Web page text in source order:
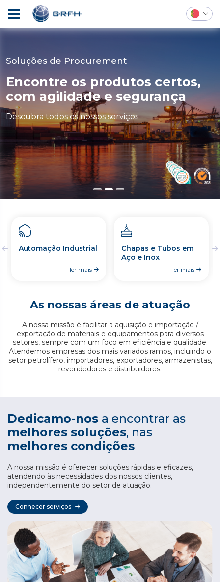
Soluções de Procurement
Serviços seguros, fiáveis e de
alta qualidade
Descubra todos os nossos serviços
Soluções de Procurement
Encontre os produtos certos,
com agilidade e segurança
Descubra todos os nossos serviços
Alcance o seu potencial
máximo, com orientação
especializada
Découvrez tous nos services !
Automação Industrial
ler mais
Chapas e Tubos em
Aço e Inox
ler mais
As nossas áreas de atuação
A nossa missão é facilitar a aquisição e importação /
exportação de materiais e equipamentos para diversos
setores, sempre com um foco em eficiência e qualidade.
Atendemos empresas dos mais variados ramos, incluindo o
setor petrolífero, importadores, exportadores, armazenistas,
revendedores e distribuidores.
Dedicamo-nos a encontrar as
melhores soluções, nas
melhores condições
A nossa missão é oferecer soluções rápidas e eficazes,
atendendo às necessidades dos nossos clientes,
independentemente do setor de atuação.
Conhecer serviços